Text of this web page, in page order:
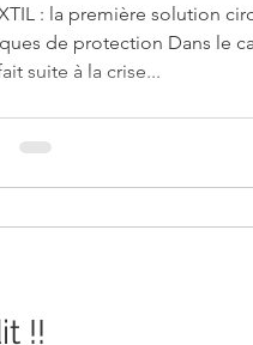
: la première solution
de protection Dans le
suite à la crise...
!!